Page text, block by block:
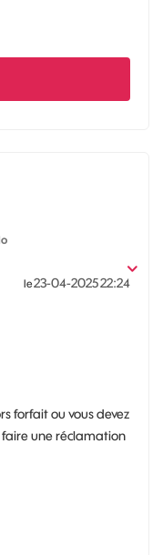
le‎23-04-202522:24
forfait ou vous devez
une réclamation